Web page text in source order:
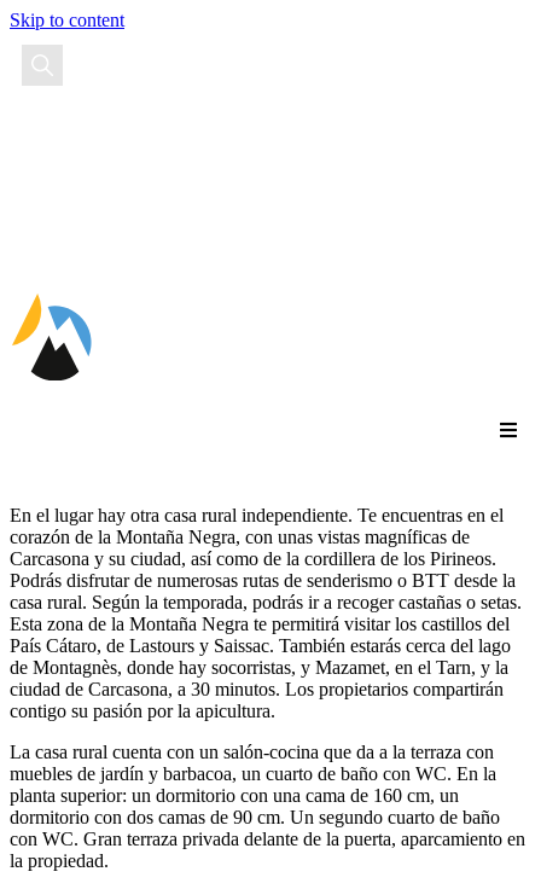
Skip to content
En el lugar hay otra casa rural independiente. Te encuentras en el
corazón de la Montaña Negra, con unas vistas magníficas de
Carcasona y su ciudad, así como de la cordillera de los Pirineos.
Podrás disfrutar de numerosas rutas de senderismo o BTT desde la
casa rural. Según la temporada, podrás ir a recoger castañas o setas.
Esta zona de la Montaña Negra te permitirá visitar los castillos del
País Cátaro, de Lastours y Saissac. También estarás cerca del lago
de Montagnès, donde hay socorristas, y Mazamet, en el Tarn, y la
ciudad de Carcasona, a 30 minutos. Los propietarios compartirán
contigo su pasión por la apicultura.
La casa rural cuenta con un salón-cocina que da a la terraza con
muebles de jardín y barbacoa, un cuarto de baño con WC. En la
planta superior: un dormitorio con una cama de 160 cm, un
dormitorio con dos camas de 90 cm. Un segundo cuarto de baño
con WC. Gran terraza privada delante de la puerta, aparcamiento en
la propiedad.